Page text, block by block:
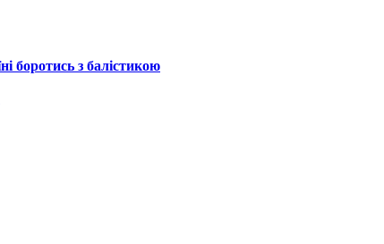
боротись з балістикою